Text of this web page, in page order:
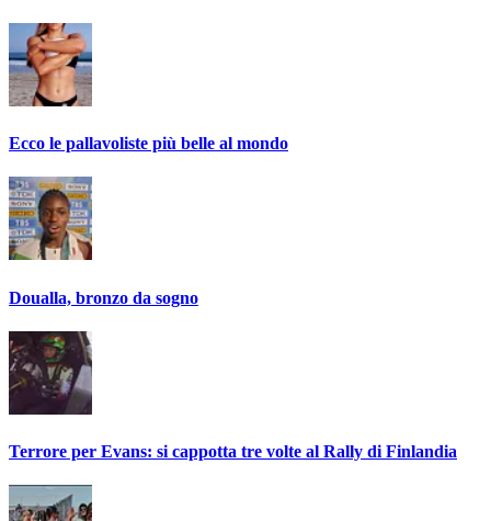
Ecco le pallavoliste più belle al mondo
Doualla, bronzo da sogno
Terrore per Evans: si cappotta tre volte al Rally di Finlandia